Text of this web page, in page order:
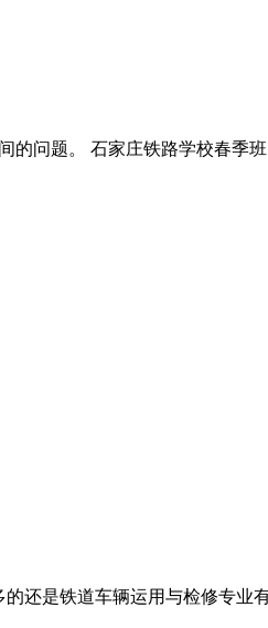
问题。 石家庄铁路学校春季
还是铁道车辆运用与检修专业